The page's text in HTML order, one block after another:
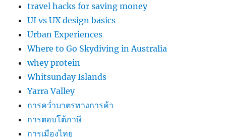
travel hacks for saving money
UI vs UX design basics
Urban Experiences
Where to Go Skydiving in Australia
whey protein
Whitsunday Islands
Yarra Valley
การคว่ำบาตรทางการค้า
การตอบโต้ภาษี
การเมืองไทย